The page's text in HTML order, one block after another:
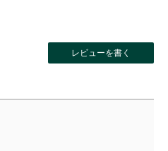
レビューを書く